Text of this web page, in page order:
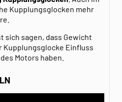
Kupplungsglocken mehr
sich sagen, dass Gewicht
Kupplungsglocke Einfluss
Motors haben.